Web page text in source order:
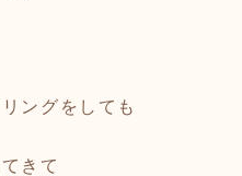
ングをしても
きて